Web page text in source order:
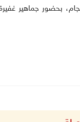
بحضور جماهير